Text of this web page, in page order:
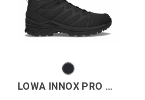
LOWA INNOX PRO GTX MID TF WS